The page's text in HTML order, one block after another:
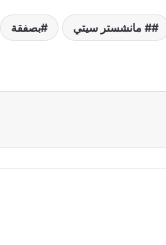
# مانشستر سيتي بصفقة